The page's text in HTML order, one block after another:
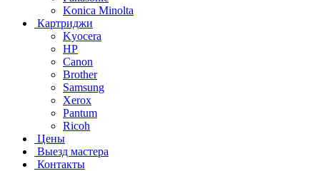
Konica Minolta
Картриджи
Kyocera
HP
Canon
Brother
Samsung
Xerox
Pantum
Ricoh
Цены
Выезд мастера
Контакты